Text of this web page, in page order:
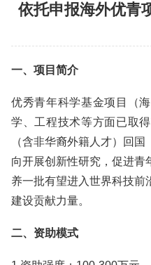
依托申报海外优青
一、项目简介
优秀青年科学基金项目（
学、工程技术等方面已取
（含非华裔外籍人才）回
向开展创新性研究，促进青
养一批有望进入世界科技前
建设贡献力量。
二、资助模式